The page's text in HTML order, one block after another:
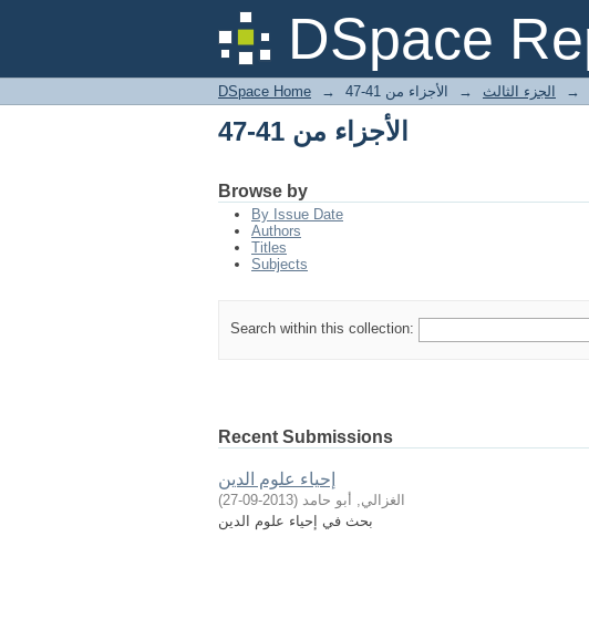
DSpace
الأجزاء من 41-47
DSpace Home → → الجزء الثالث → الأجزاء من 41-47
الأجزاء من 41-47
Browse by
By Issue Date
Authors
Titles
Subjects
Search within this collection:
Recent Submissions
إحياء علوم الدين
الغزالي, أبو حامد (
2013-09-27
)
بحث في إحياء علوم الدين